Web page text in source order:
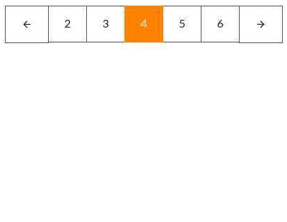
2 3 4 5 6